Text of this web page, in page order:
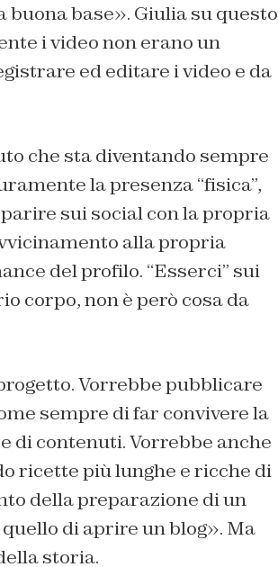
base». Giulia su questo
i video non erano un
ed editare i video e da
che sta diventando sempre
la presenza “fisica”,
sui social con la propria
alla propria
del profilo. “Esserci” sui
corpo, non è però cosa da
Vorrebbe pubblicare
sempre di far convivere la
di contenuti. Vorrebbe anche
ricette più lunghe e ricche di
della preparazione di un
di aprire un blog». Ma
storia.